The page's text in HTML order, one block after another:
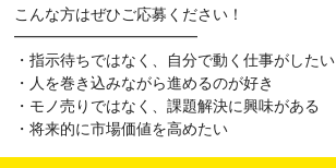
こんな方はぜひご応募ください！
━━━━━━━━━━━━
・指示待ちではなく、自分で動く仕事がしたい
・人を巻き込みながら進めるのが好き
・モノ売りではなく、課題解決に興味がある
・将来的に市場価値を高めたい